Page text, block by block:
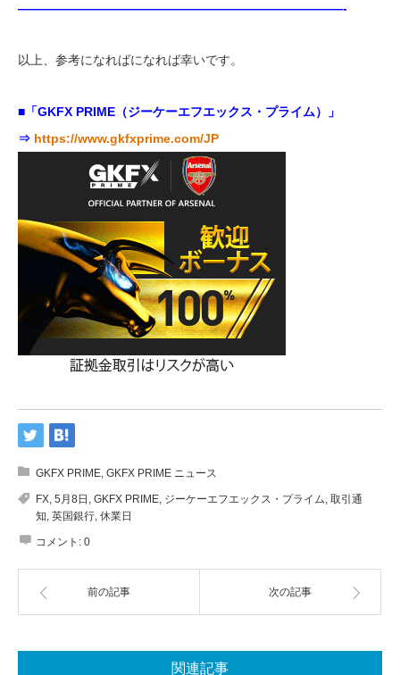
——————————————————————————-
以上、参考になればになれば幸いです。
■「GKFX PRIME（ジーケーエフエックス・プライム）」
⇒ https://www.gkfxprime.com/JP
GKFX PRIME GKFX PRIME ニュース
FX 5月8日 GKFX PRIME ジーケーエフエックス・プライム 取引通
知 英国銀行 休業日
コメント: 0
前の記事 次の記事
関連記事